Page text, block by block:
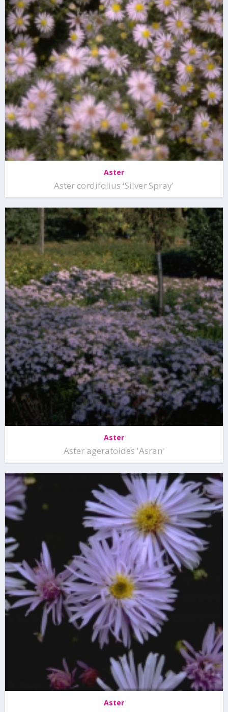
Aster
Aster cordifolius 'Silver Spray'
Aster
Aster ageratoides 'Asran'
Aster